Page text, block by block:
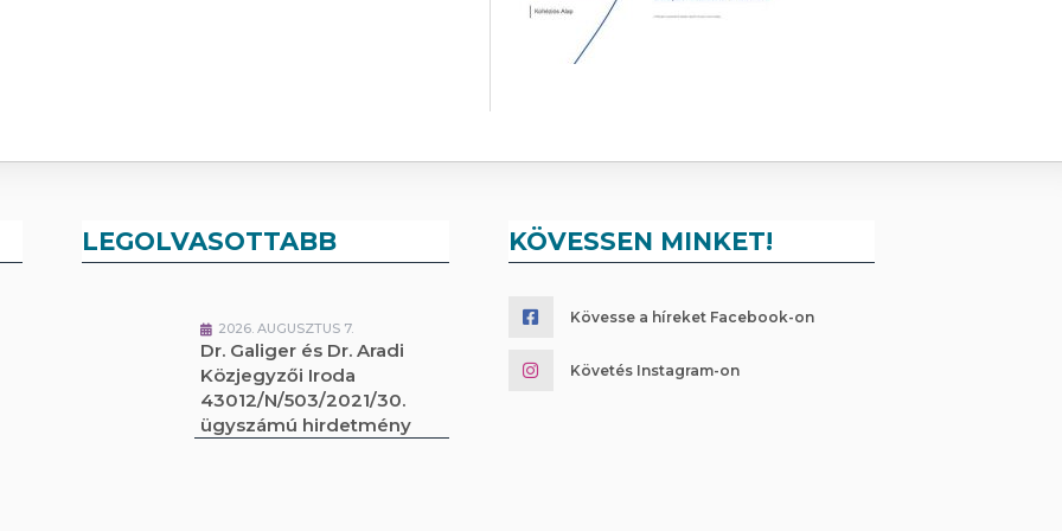
LEGOLVASOTTABB
2026. AUGUSZTUS 7.
Dr. Galiger és Dr. Aradi
Közjegyzői Iroda
43012/N/503/2021/30.
ügyszámú hirdetmény
KÖVESSEN MINKET!
Kövesse a híreket Facebook-on
Követés Instagram-on